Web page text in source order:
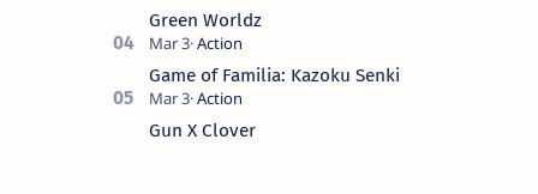
Green Worldz
Game of Familia: Kazoku Senki
Gun X Clover